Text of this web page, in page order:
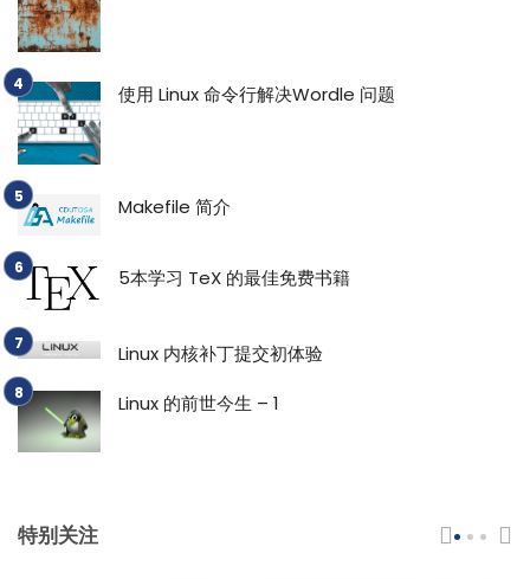
使用 Linux 命令行解决Wordle 问题
Makefile 简介
5本学习 TeX 的最佳免费书籍
Linux 内核补丁提交初体验
Linux 的前世今生 – 1
特别关注